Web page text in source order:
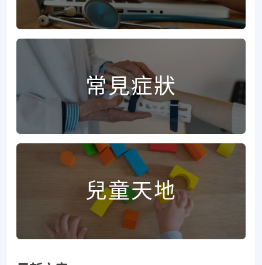
常見症狀
兒童天地